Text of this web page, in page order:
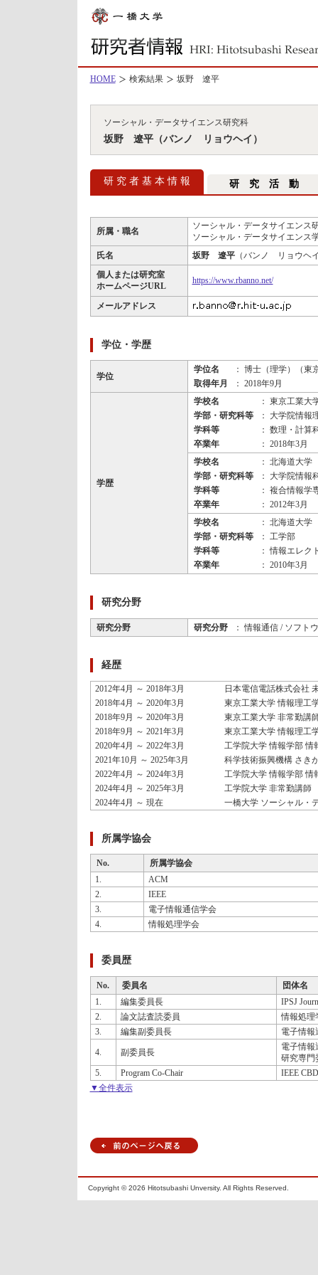
HOME 検索結果 坂野 遼平
ソーシャル・データサイエンス研究科
坂野 遼平（バンノ リョウヘイ）
研 究 者 基 本 情 報 研 究 活 動
所属・職名
ソーシャル・データサイエンス
ソーシャル・データサイエンス
氏名
坂野 遼平（バンノ リョウヘ
個人または研究室
ホームページURL
https://www.rbanno.net/
メールアドレス
学位・学歴
学位
学位名
： 博士（理学）（東
取得年月
： 2018年9月
学歴
学校名
： 東京工業大
学部・研究科等
： 大学院情報
学科等
： 数理・計算
卒業年
： 2018年3月
学校名
： 北海道大学
学部・研究科等
： 大学院情報
学科等
： 複合情報学
卒業年
： 2012年3月
学校名
： 北海道大学
学部・研究科等
： 工学部
学科等
： 情報エレク
卒業年
： 2010年3月
研究分野
研究分野 研究分野 ： 情報通信 / ソフト
経歴
2012年4月 ～ 2018年3月
日本電信電話株式会社
2018年4月 ～ 2020年3月
東京工業大学 情報理工
2018年9月 ～ 2020年3月
東京工業大学 非常勤講
2018年9月 ～ 2021年3月
東京工業大学 情報理工
2020年4月 ～ 2022年3月
工学院大学 情報学部 情
2021年10月 ～ 2025年3月
科学技術振興機構 さき
2022年4月 ～ 2024年3月
工学院大学 情報学部 情
2024年4月 ～ 2025年3月
工学院大学 非常勤講師
2024年4月 ～ 現在
一橋大学 ソーシャル・
所属学協会
No.
所属学協会
1.
ACM
2.
IEEE
3.
電子情報通信学会
4.
情報処理学会
委員歴
No. 委員名
団体名
1.
編集委員長
IPSJ
2.
論文誌査読委員
情報処理
3.
編集副委員長 電子情報
4. 副委員長
電子情報
研究専門
5.
Program Co-Chair
IEEE
▼全件表示
Copyright ©2026 Hitotsubashi Unversity. All Rights Reserved.